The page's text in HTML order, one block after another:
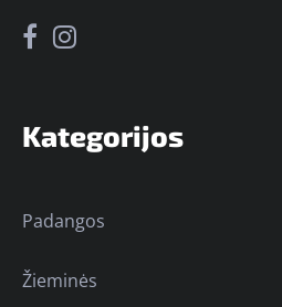
Kategorijos
Padangos
Žieminės